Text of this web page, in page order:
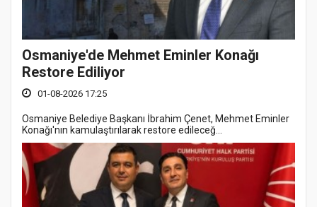
Osmaniye'de Mehmet Eminler Konağı
Restore Ediliyor
01-08-2026 17:25
Osmaniye Belediye Başkanı İbrahim Çenet, Mehmet Eminler
Konağı'nın kamulaştırılarak restore edileceğ...